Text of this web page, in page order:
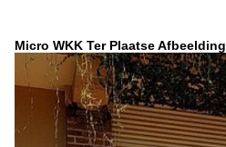
Micro WKK Ter Plaatse Afbeelding